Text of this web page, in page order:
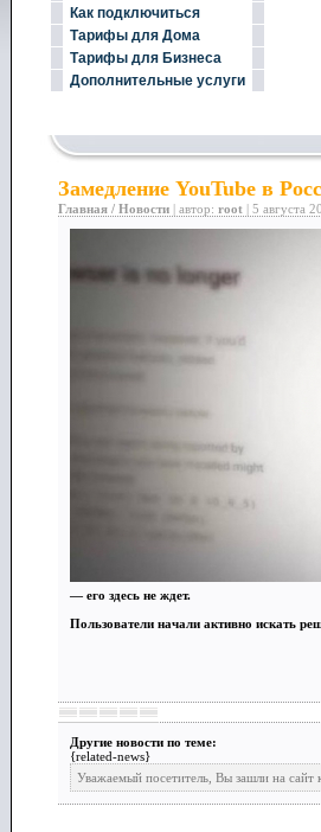
Как подключиться
Тарифы для Дома
Тарифы для Бизнеса
Дополнительные услуги
Замедление YouTube в
Главная / Новости | автор: root | 5 августа
— его здесь не ждет.
Пользователи начали активно искать
Другие новости по теме:
{related-news}
Уважаемый посетитель, Вы зашли на сайт